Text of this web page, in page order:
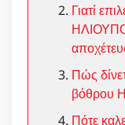
Γιατί
Πώς
βόθρου
Πότε